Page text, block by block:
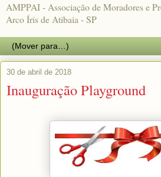
AMPPAI - Associação de Moradores e
Arco Íris de Atibaia - SP
30 de abril de 2018
Inauguração Playground